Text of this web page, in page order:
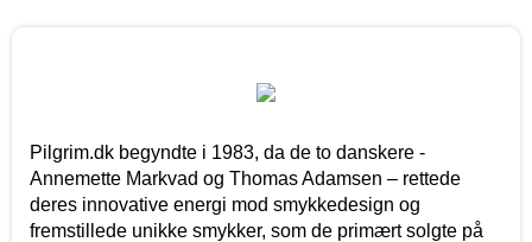
Pilgrim.dk begyndte i 1983, da de to danskere -
Annemette Markvad og Thomas Adamsen – rettede
deres innovative energi mod smykkedesign og
fremstillede unikke smykker, som de primært solgte på